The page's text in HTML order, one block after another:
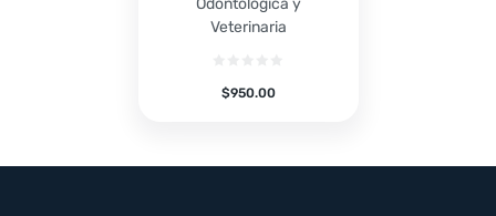
Odontológica y
Veterinaria
$950.00